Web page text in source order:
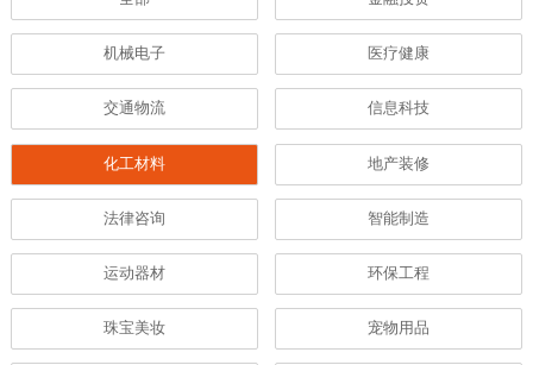
机械电子 医疗健康
交通物流 信息科技
化工材料 地产装修
法律咨询 智能制造
运动器材 环保工程
珠宝美妆 宠物用品